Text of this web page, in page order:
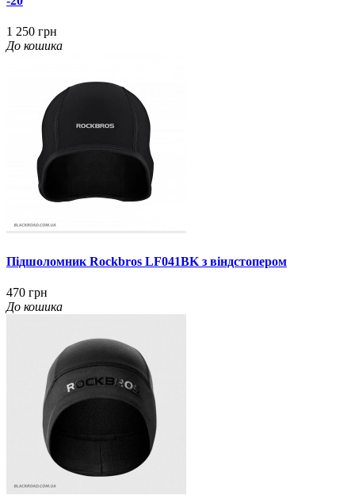
1 250 грн
До кошика
Підшоломник Rockbros LF041BK з віндстопером
470 грн
До кошика